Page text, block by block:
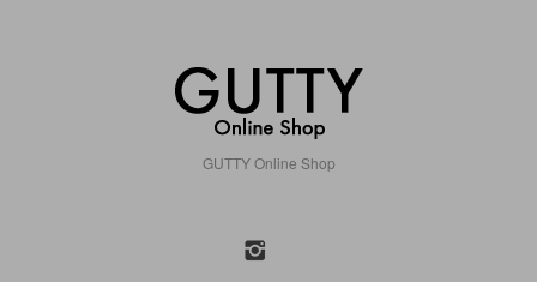
GUTTY Online Shop